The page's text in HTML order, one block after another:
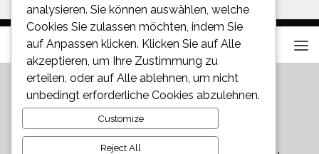
analysieren. Sie können auswählen, welche
Cookies Sie zulassen möchten, indem Sie
auf Anpassen klicken. Klicken Sie auf Alle
akzeptieren , um Ihre Zustimmung zu
erteilen, oder auf Alle ablehnen , um nicht
unbedingt erforderliche Cookies abzulehnen.
Customize
Reject All